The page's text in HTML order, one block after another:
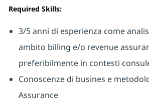
Required Skills:
3/5 anni di esperienza come
ambito billing e/o revenue
preferibilmente in contesti
Conoscenze di busines e
Assurance